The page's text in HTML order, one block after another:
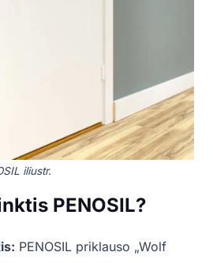
iliustr.
PENOSIL?
PENOSIL priklauso „Wolf